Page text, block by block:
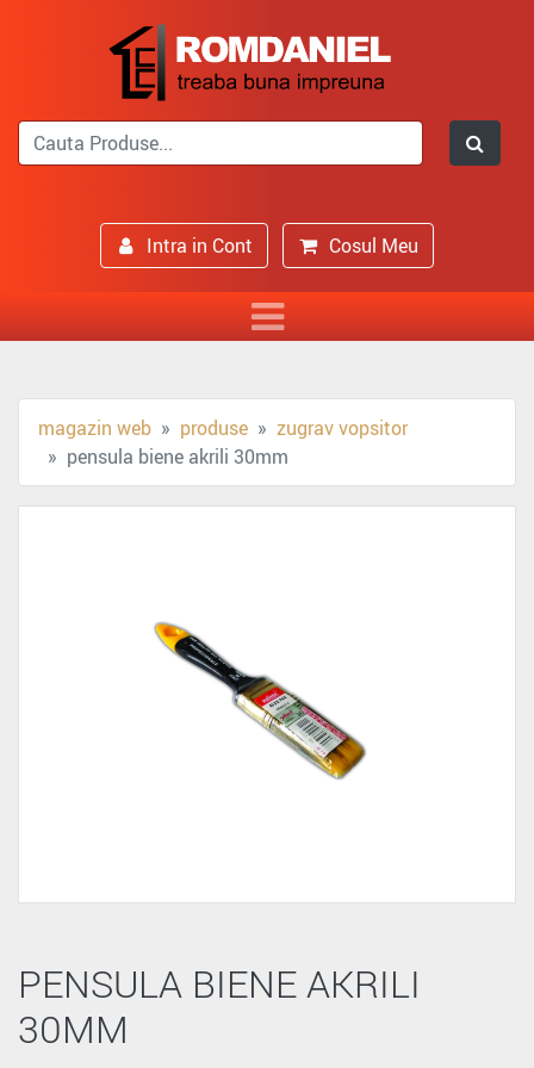
Intra in Cont Cosul Meu
magazin web produse
zugrav vopsitor
pensula biene akrili 30mm
PENSULA BIENE AKRILI
30MM